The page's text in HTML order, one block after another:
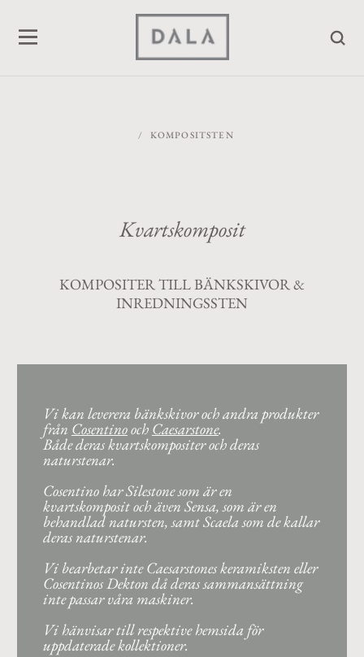
/ KOMPOSITSTEN
Kvartskomposit
KOMPOSITER TILL BÄNKSKIVOR &
INREDNINGSSTEN
Vi kan leverera bänkskivor och andra produkter
från Cosentinooch Caesarstone.
Både deras kvartskompositer och deras
naturstenar.
Cosentino har Silestone som är en
kvartskomposit och även Sensa, som är en
behandlad natursten, samt Scaela som de kallar
deras naturstenar.
Vi bearbetar inte Caesarstones keramiksten eller
Cosentinos Dekton då deras sammansättning
inte passar våra maskiner.
Vi hänvisar till respektive hemsida för
uppdaterade kollektioner.